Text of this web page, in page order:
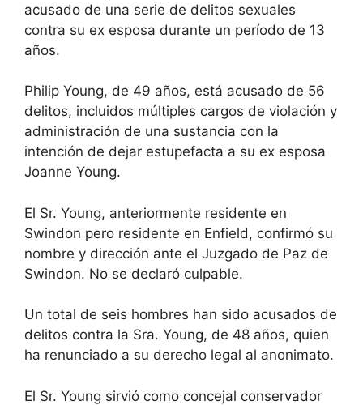
acusado de una serie de delitos sexuales
contra su ex esposa durante un período de 13
años.
Philip Young, de 49 años, está acusado de 56
delitos, incluidos múltiples cargos de violación y
administración de una sustancia con la
intención de dejar estupefacta a su ex esposa
Joanne Young.
El Sr. Young, anteriormente residente en
Swindon pero residente en Enfield, confirmó su
nombre y dirección ante el Juzgado de Paz de
Swindon. No se declaró culpable.
Un total de seis hombres han sido acusados ​​de
delitos contra la Sra. Young, de 48 años, quien
ha renunciado a su derecho legal al anonimato.
El Sr. Young sirvió como concejal conservador